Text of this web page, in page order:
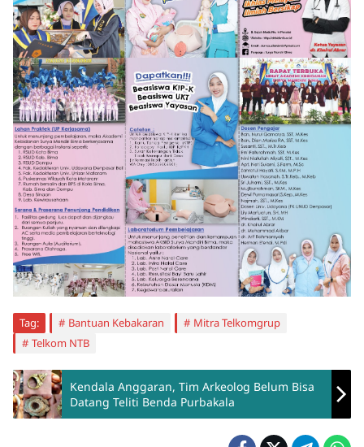
Tag: Bantuan Kebakaran
Mitra Telkomgrup
Telkom NTB
Kendala Anggaran, Tim Arkeolog Belum Bisa
Datang Teliti Benda Purbakala